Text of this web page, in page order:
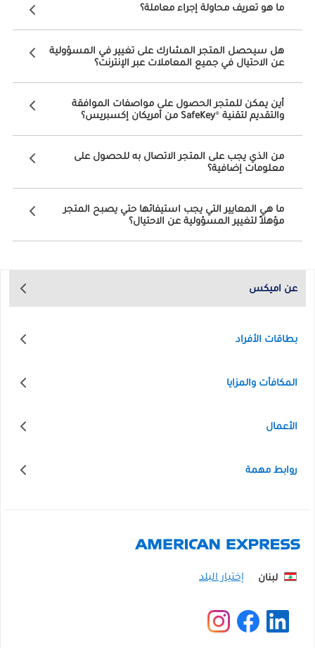
ما هو تعريف محاولة إجراء معاملة؟
هل سيحصل المتجر المشارك على تغيير في المسؤولية
عن الاحتيال في جميع المعاملات عبر الإنترنت؟
أين يمكن للمتجر الحصول على مواصفات الموافقة
والتقديم لتقنية ®SafeKey من أمريكان إكسبريس؟
من الذي يجب على المتجر الاتصال به للحصول على
معلومات إضافية؟
ما هي المعايير التي يجب استيفائها حتي يصبح المتجر
مؤهلاً لتغيير المسؤولية عن الاحتيال؟
عن اميكس
بطاقات الأفراد
المكافأت والمزايا
الأعمال
روابط مهمة
لبنان